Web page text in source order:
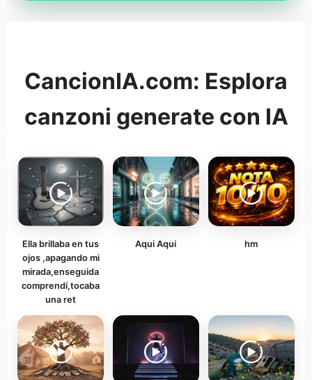
CancionIA.com: Esplora
canzoni generate con IA
Ella brillaba en tus
ojos ,apagando mi
mirada,enseguida
comprendí,tocaba
una ret
Aqui Aqui hm